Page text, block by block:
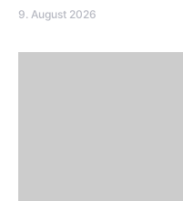
9. August 2026